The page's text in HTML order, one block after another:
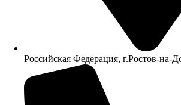
Российская Федерация, г.Ростов-на-